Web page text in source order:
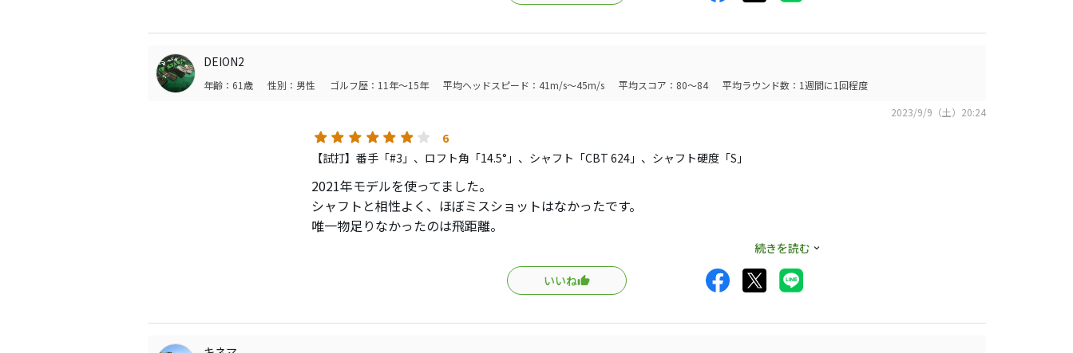
DEION2
年齢：61歳 性別：男性 ゴルフ歴：11年～15年 平均ヘッドスピード：41m/s～45m/s 平均スコア：80～84
平均ラウンド数：1週間に1回程度
2023/9/9（土）20:24
6
【試打】番手「#3」、ロフト角「14.5°」、シャフト「CBT 624」、シャフト硬度「S」
2021年モデルを使ってました。
シャフトと相性よく、ほぼミスショットはなかったです。
唯一物足りなかったのは飛距離。
このモデルも試打した限りでは変わりません。2019モデルの方が飛んでいる感強いで
す。あの頃はKプロが使って話題になったチタン製です。仕方ないかな。
続きを読む
いいね